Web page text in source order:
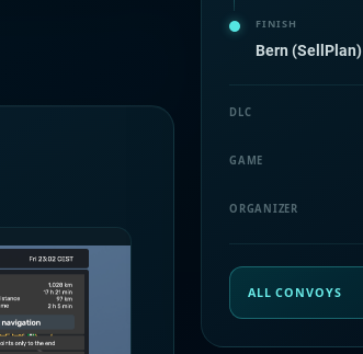
FINISH
Bern (SellPlan)
DLC
GAME
ORGANIZER
ALL CONVOYS